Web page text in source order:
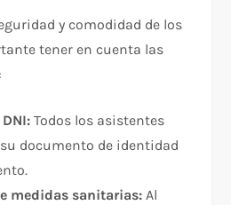
y comodidad de los
tener en cuenta las
Todos los asistentes
documento de identidad
medidas sanitarias: Al